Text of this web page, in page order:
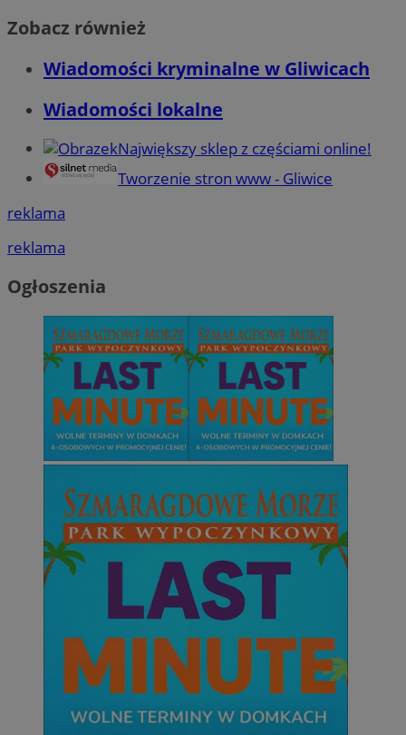
Zobacz również
Wiadomości kryminalne w Gliwicach
Wiadomości lokalne
Największy sklep z częściami online!
Tworzenie stron www - Gliwice
reklama
reklama
Ogłoszenia